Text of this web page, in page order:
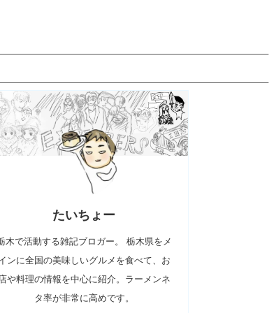
たいちょー
木で活動する雑記ブロガー。 栃木県をメ
ンに全国の美味しいグルメを食べて、お
や料理の情報を中心に紹介。ラーメンネ
タ率が非常に高めです。